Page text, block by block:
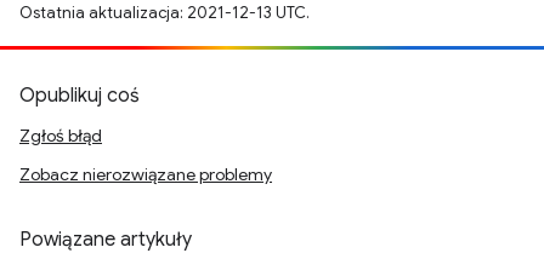
Ostatnia aktualizacja: 2021-12-13 UTC.
Opublikuj coś
Zgłoś błąd
Zobacz nierozwiązane problemy
Powiązane artykuły